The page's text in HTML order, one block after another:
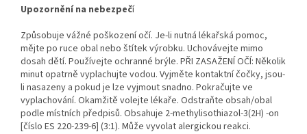
Upozornění na nebezpečí
Způsobuje vážné poškození očí. Je-li nutná lékařská pomoc,
mějte po ruce obal nebo štítek výrobku. Uchovávejte mimo
dosah dětí. Používejte ochranné brýle. PŘI ZASAŽENÍ OČÍ: Několik
minut opatrně vyplachujte vodou. Vyjměte kontaktní čočky, jsou-
li nasazeny a pokud je lze vyjmout snadno. Pokračujte ve
vyplachování. Okamžitě volejte lékaře. Odstraňte obsah/obal
podle místních předpisů. Obsahuje 2-methylisothiazol-3(2H) -on
[číslo ES 220-239-6] (3:1). Může vyvolat alergickou reakci.